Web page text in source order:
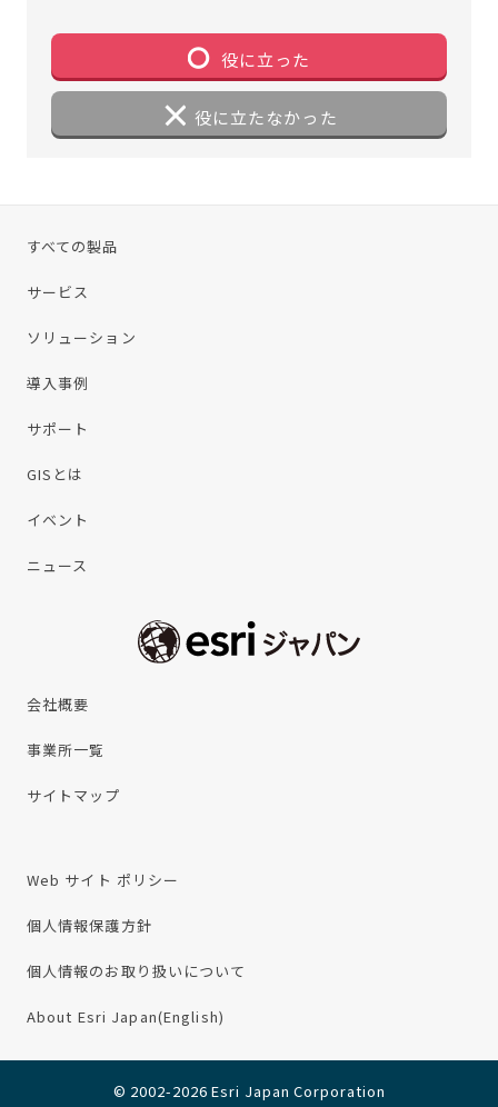
役に立った
役に立たなかった
すべての製品
サービス
ソリューション
導入事例
サポート
GISとは
イベント
ニュース
会社概要
事業所一覧
サイトマップ
Web サイト ポリシー
個人情報保護方針
個人情報のお取り扱いについて
About Esri Japan(English)
© 2002-2026 Esri Japan Corporation